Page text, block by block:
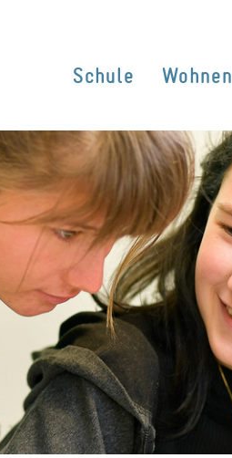
Schule Wohnen